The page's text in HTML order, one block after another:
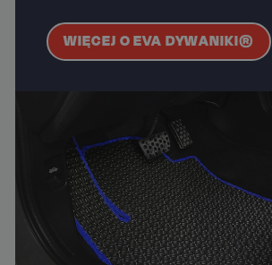
WIĘCEJ O EVA DYWANIKI®